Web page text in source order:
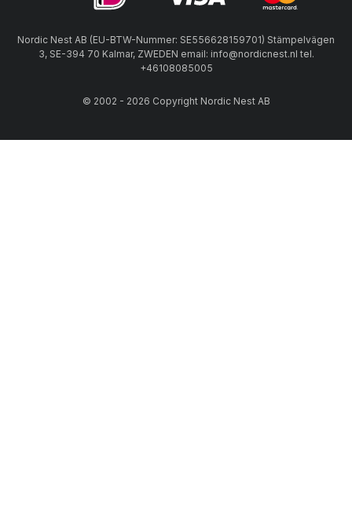
Nordic Nest AB (EU-BTW-Nummer: SE556628159701) Stämpelvägen
3, SE-394 70 Kalmar, ZWEDEN email: info@nordicnest.nl tel.
+46108085005
© 2002 - 2026 Copyright Nordic Nest AB